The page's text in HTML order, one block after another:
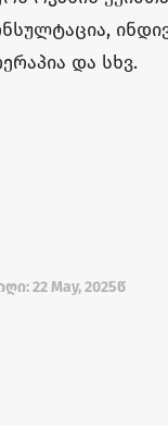
და სხვ.
22 May, 2025წ